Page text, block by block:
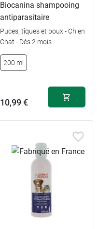
Biocanina shampooing
antiparasitaire
Puces, tiques et poux - Chien
Chat - Dès 2 mois
200 ml
10,99 €